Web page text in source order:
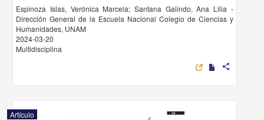
Espinoza Islas, Verónica Marcela; Santana Galindo, Ana Lilia -
Dirección General de la Escuela Nacional Colegio de Ciencias y
Humanidades, UNAM
2024-03-20
Multidisciplina
share
Artículo